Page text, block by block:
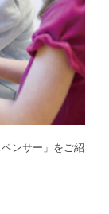
ンサー」をご紹